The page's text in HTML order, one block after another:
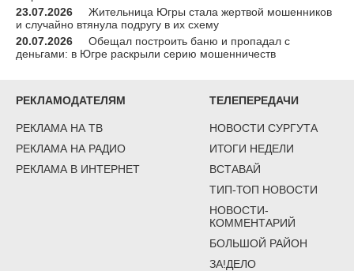
23.07.2026
Жительница Югры стала жертвой мошенников
и случайно втянула подругу в их схему
20.07.2026
Обещал построить баню и пропадал с
деньгами: в Югре раскрыли серию мошенничеств
РЕКЛАМОДАТЕЛЯМ
РЕКЛАМА НА ТВ
РЕКЛАМА НА РАДИО
РЕКЛАМА В ИНТЕРНЕТ
ТЕЛЕПЕРЕДАЧИ
НОВОСТИ СУРГУТА
ИТОГИ НЕДЕЛИ
ВСТАВАЙ
ТИП-ТОП НОВОСТИ
НОВОСТИ-
КОММЕНТАРИЙ
БОЛЬШОЙ РАЙОН
ЗА!ДЕЛО